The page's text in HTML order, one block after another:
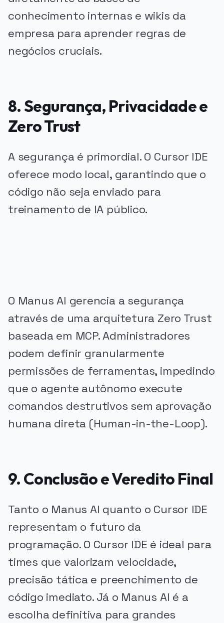
conhecimento internas e wikis da
empresa para aprender regras de
negócios cruciais.
8. Segurança, Privacidade e
Zero Trust
A segurança é primordial. O Cursor IDE
oferece modo local, garantindo que o
código não seja enviado para
treinamento de IA público.
O Manus AI gerencia a segurança
através de uma arquitetura Zero Trust
baseada em MCP. Administradores
podem definir granularmente
permissões de ferramentas, impedindo
que o agente autônomo execute
comandos destrutivos sem aprovação
humana direta (Human-in-the-Loop).
9. Conclusão e Veredito Final
Tanto o Manus AI quanto o Cursor IDE
representam o futuro da
programação. O Cursor IDE é ideal para
times que valorizam velocidade,
precisão tática e preenchimento de
código imediato. Já o Manus AI é a
escolha definitiva para grandes